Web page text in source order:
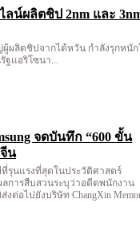
ลน์ผลิตชิป 2nm และ
ผลิตชิปจากไต้หวัน กำลังรุกหนัก
แอริโซนา...
จดบันทึก “600 ขั้น
น
รุนแรงที่สุดในประวัติศาสตร์
ลการสืบสวนระบุว่าอดีตพนักงาน
ต่อไปยังบริษัท ChangXin